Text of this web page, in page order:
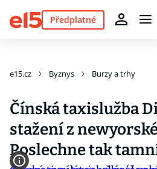
Předplatné
e15.cz Byznys Burzy a trhy
Čínská taxislužba
stažení z
Poslechne tak